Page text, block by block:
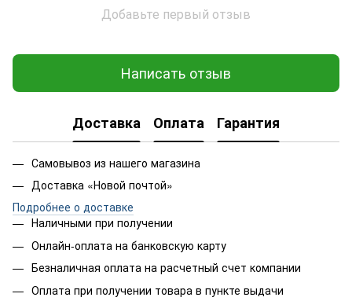
Добавьте первый отзыв
Написать отзыв
Доставка Оплата Гарантия
Самовывоз из нашего магазина
Доставка «Новой почтой»
Подробнее о доставке
Наличными при получении
Онлайн-оплата на банковскую карту
Безналичная оплата на расчетный счет компании
Оплата при получении товара в пункте выдачи